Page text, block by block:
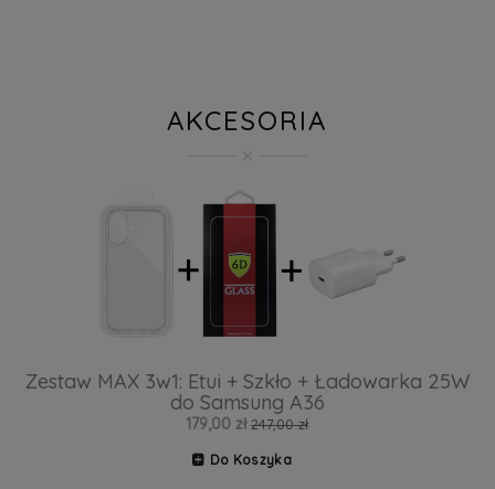
AKCESORIA
Zestaw MAX 3w1: Etui + Szkło + Ładowarka 25W
do Samsung A36
179,00 zł 247,00 zł
Do Koszyka